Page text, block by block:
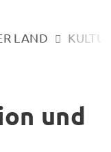
LAND
und